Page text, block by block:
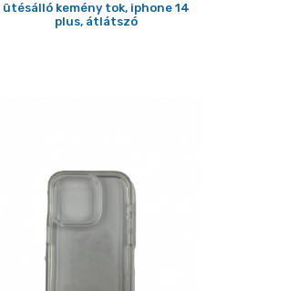
ütésálló kemény tok, iphone 14
plus, átlátszó